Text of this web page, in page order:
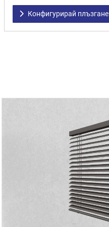
Конфигурирай плъзгане